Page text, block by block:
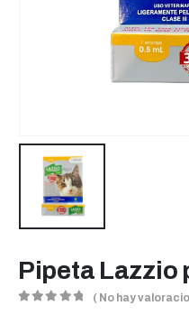
Pipeta Lazzio
( No hay